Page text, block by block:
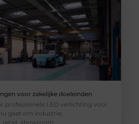
voor zakelijke doeleinden
professionele LED verlichting voor
gaat om industrie,
showroom,